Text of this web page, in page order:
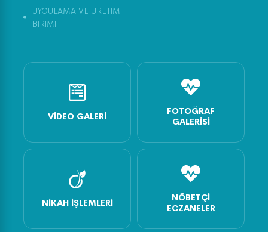
UYGULAMA VE ÜRETİM
BİRİMİ
VIDEO GALERI
FOTOĞRAF
GALERISI
NIKAH İŞLEMLERI
NÖBETÇI
ECZANELER